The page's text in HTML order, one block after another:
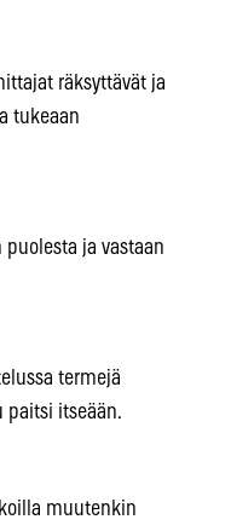
räksyttävät ja
tukeaan
ja vastaan
termejä
paitsi itseään.
muutenkin